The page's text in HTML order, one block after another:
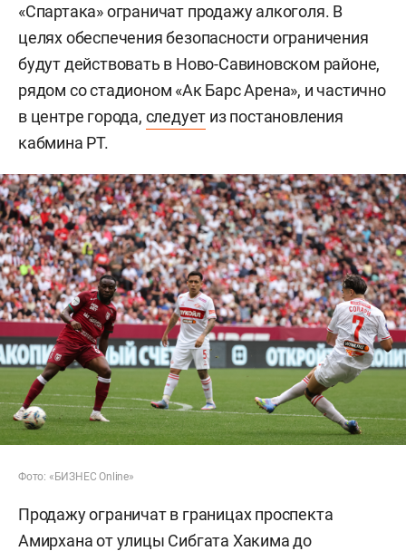
«Спартака» ограничат продажу алкоголя. В
целях обеспечения безопасности ограничения
будут действовать в Ново-Савиновском районе,
рядом со стадионом «Ак Барс Арена», и частично
в центре города, следует из постановления
кабмина РТ.
Фото: «БИЗНЕС Online»
Продажу ограничат в границах проспекта
Амирхана от улицы Сибгата Хакима до